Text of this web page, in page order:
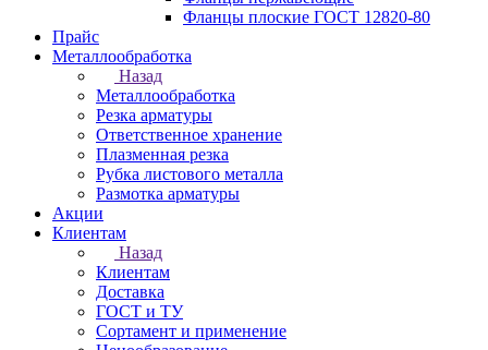
Фланцы плоские ГОСТ 12820-80
Прайс
Металлообработка
Назад
Металлообработка
Резка арматуры
Ответственное хранение
Плазменная резка
Рубка листового металла
Размотка арматуры
Акции
Клиентам
Назад
Клиентам
Доставка
ГОСТ и ТУ
Сортамент и применение